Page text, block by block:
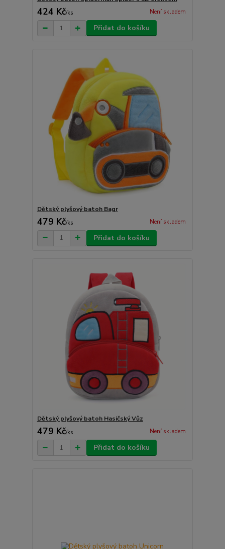
424 Kč/ks Není skladem
Přidat do košíku
Dětský plyšový batoh Bagr
479 Kč/ks Není skladem
Přidat do košíku
Dětský plyšový batoh Hasičský Vůz
479 Kč/ks Není skladem
Přidat do košíku